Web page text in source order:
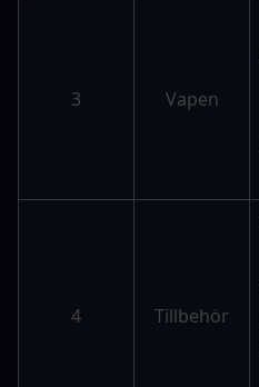
3 Vapen
4 Tillbehör